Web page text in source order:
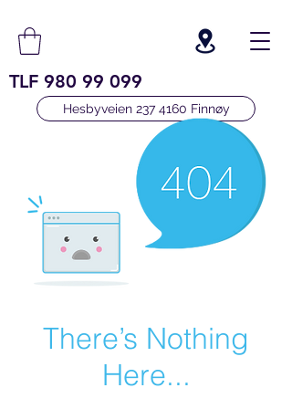
TLF 980 99 099
Hesbyveien 237 4160 Finnøy
There’s Nothing
Here...